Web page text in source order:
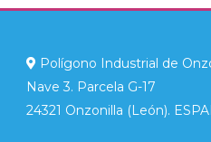
Polígono Industrial de
Nave 3. Parcela G-17
24321 Onzonilla (León).